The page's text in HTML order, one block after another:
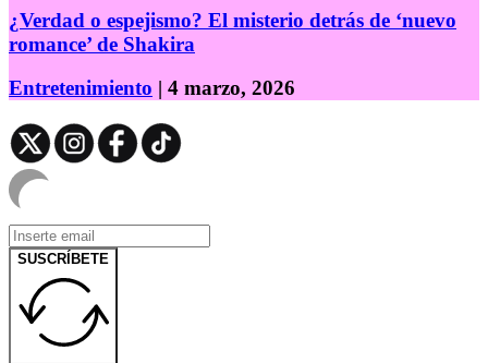
¿Verdad o espejismo? El misterio detrás de ‘nuevo
romance’ de Shakira
Entretenimiento | 4 marzo, 2026
SUSCRÍBETE